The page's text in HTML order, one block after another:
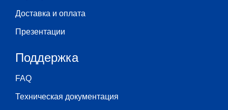
Доставка и оплата
Презентации
Поддержка
FAQ
Техническая документация